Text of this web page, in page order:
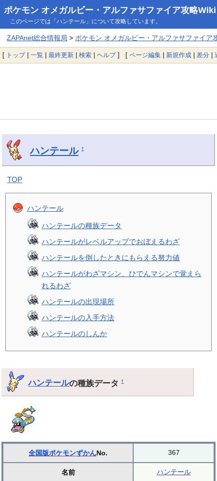
ポケモン オメガルビー・アルファサファイア攻略Wiki
このページでは「ハンテール」について攻略しています。
ZAPAnet総合情報局 > ポケモン オメガルビー・アルファサファイア
[ トップ| 一覧 | 最終更新 | 検索 | ヘルプ] [ ページ編集 | 新規作成 | 差分 |
ハンテール †
TOP
ハンテール
ハンテールの種族データ
ハンテールがレベルアップでおぼえるわざ
ハンテールを倒したときにもらえる努力値
ハンテールがわざマシン、ひでんマシンで覚えら
れるわざ
ハンテールの出現場所
ハンテールの入手方法
ハンテールのしんか
ハンテールの種族データ†
全国版ポケモンずかんNo. 367
名前 ハンテール